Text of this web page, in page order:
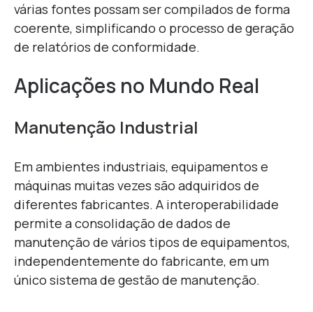
várias fontes possam ser compilados de forma
coerente, simplificando o processo de geração
de relatórios de conformidade.
Aplicações no Mundo Real
Manutenção Industrial
Em ambientes industriais, equipamentos e
máquinas muitas vezes são adquiridos de
diferentes fabricantes. A interoperabilidade
permite a consolidação de dados de
manutenção de vários tipos de equipamentos,
independentemente do fabricante, em um
único sistema de gestão de manutenção.